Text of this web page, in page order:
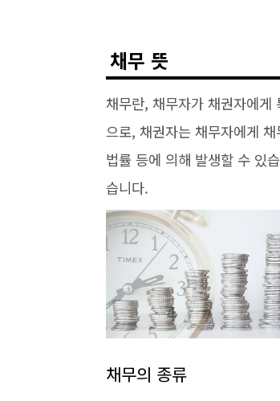
채무 뜻
채무란, 채무자가 채권자에게
으로, 채권자는 채무자에게
법률 등에 의해 발생할 수 있
습니다.
채무의 종류